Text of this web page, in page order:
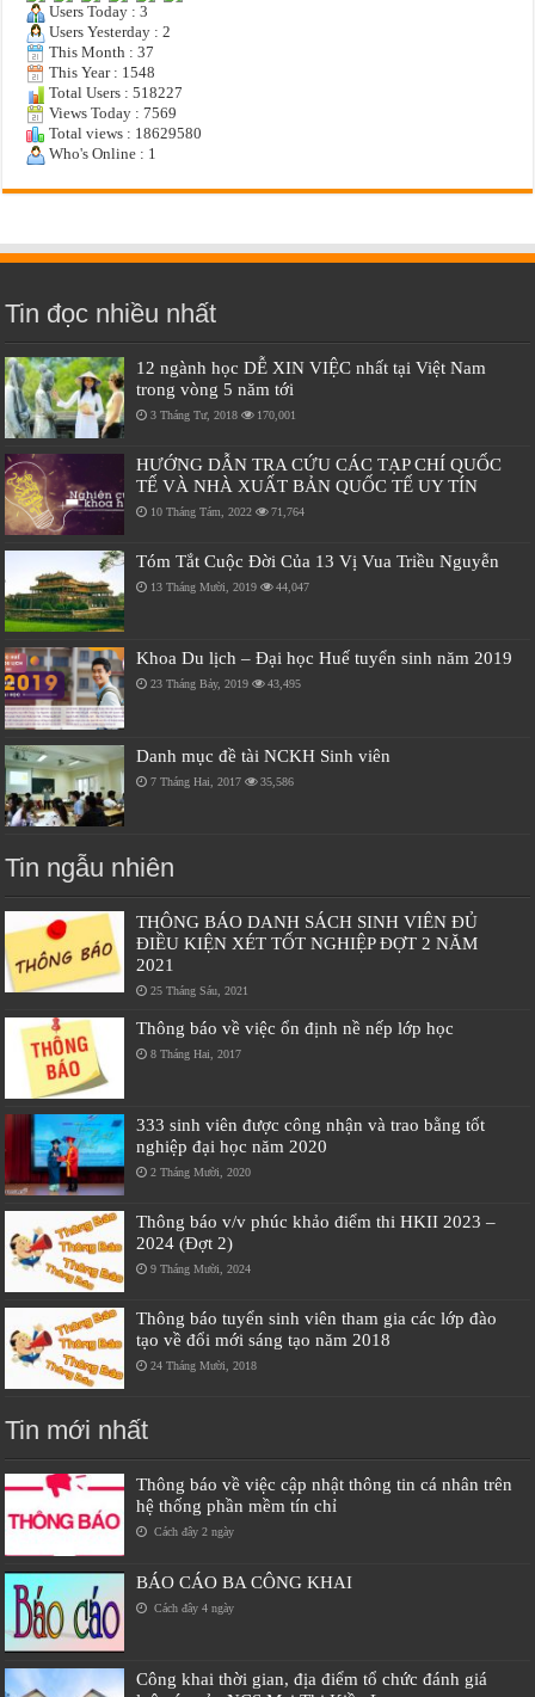
Users Today : 3
Users Yesterday : 2
This Month : 37
This Year : 1548
Total Users : 518227
Views Today : 7569
Total views : 18629580
Who's Online : 1
Tin đọc nhiều nhất
12 ngành học DỄ XIN VIỆC nhất tại Việt Nam
trong vòng 5 năm tới
3 Tháng Tư, 2018 170,001
HƯỚNG DẪN TRA CỨU CÁC TẠP CHÍ QUỐC
TẾ VÀ NHÀ XUẤT BẢN QUỐC TẾ UY TÍN
10 Tháng Tám, 2022 71,764
Tóm Tắt Cuộc Đời Của 13 Vị Vua Triều Nguyễn
13 Tháng Mười, 2019 44,047
Khoa Du lịch – Đại học Huế tuyển sinh năm 2019
23 Tháng Bảy, 2019 43,495
Danh mục đề tài NCKH Sinh viên
7 Tháng Hai, 2017 35,586
Tin ngẫu nhiên
THÔNG BÁO DANH SÁCH SINH VIÊN ĐỦ
ĐIỀU KIỆN XÉT TỐT NGHIỆP ĐỢT 2 NĂM
2021
25 Tháng Sáu, 2021
Thông báo về việc ổn định nề nếp lớp học
8 Tháng Hai, 2017
333 sinh viên được công nhận và trao bằng tốt
nghiệp đại học năm 2020
2 Tháng Mười, 2020
Thông báo v/v phúc khảo điểm thi HKII 2023 –
2024 (Đợt 2)
9 Tháng Mười, 2024
Thông báo tuyển sinh viên tham gia các lớp đào
tạo về đổi mới sáng tạo năm 2018
24 Tháng Mười, 2018
Tin mới nhất
Thông báo về việc cập nhật thông tin cá nhân trên
hệ thống phần mềm tín chỉ
Cách đây 2 ngày
BÁO CÁO BA CÔNG KHAI
Cách đây 4 ngày
Công khai thời gian, địa điểm tổ chức đánh giá